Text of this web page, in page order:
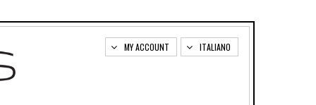
ITALIANO
MY ACCOUNT